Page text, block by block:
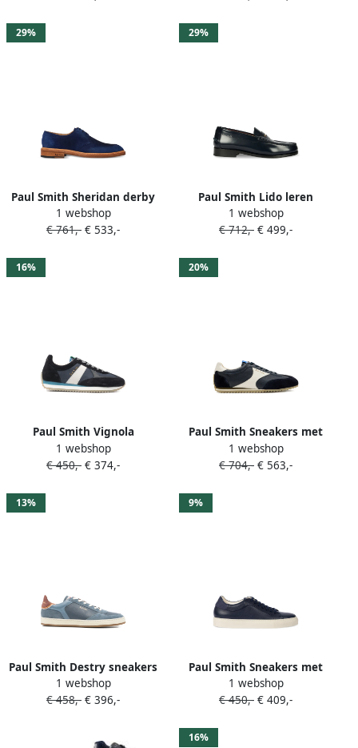
29%
Paul Smith Sheridan derby
schoenen Blauw
1 webshop
€ 761,- € 533,-
29%
Paul Smith Lido leren
loafers Blauw
1 webshop
€ 712,- € 499,-
16%
Paul Smith Vignola
gestreepte sneakers Blauw
1 webshop
€ 450,- € 374,-
20%
Paul Smith Sneakers met
suède vlakken Blauw
1 webshop
€ 704,- € 563,-
13%
Paul Smith Destry sneakers
met vlakken Blauw
1 webshop
€ 458,- € 396,-
9%
Paul Smith Sneakers met
suède vlak Blauw
1 webshop
€ 450,- € 409,-
16%